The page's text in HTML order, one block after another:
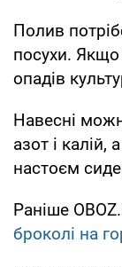
Полив
посухи.
опадів
Навесні
азот і калій,
настоєм
Раніше
броколі на